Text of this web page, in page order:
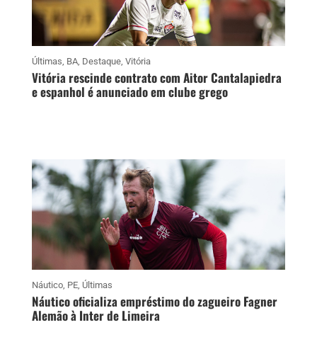
Últimas, BA, Destaque, Vitória
Vitória rescinde contrato com Aitor Cantalapiedra
e espanhol é anunciado em clube grego
Náutico, PE, Últimas
Náutico oficializa empréstimo do zagueiro Fagner
Alemão à Inter de Limeira